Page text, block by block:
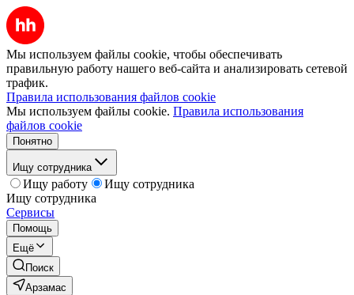
Мы используем файлы cookie, чтобы обеспечивать
правильную работу нашего веб-сайта и анализировать сетевой
трафик.
Правила использования файлов cookie
Мы используем файлы cookie. Правила использования
файлов cookie
Понятно
Ищу сотрудника
Ищу работу
Ищу сотрудника
Ищу сотрудника
Сервисы
Помощь
Ещё
Поиск
Арзамас